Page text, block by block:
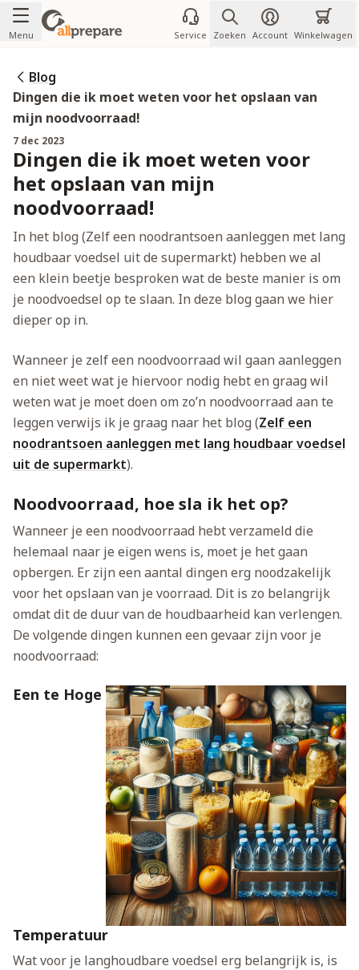
Ga naar de inhoud
Menu Service Zoeken Account Winkelwagen
Blog
Dingen die ik moet weten voor het opslaan van
mijn noodvoorraad!
7 dec 2023
Dingen die ik moet weten voor
het opslaan van mijn
noodvoorraad!
In het blog (Zelf een noodrantsoen aanleggen met lang
houdbaar voedsel uit de supermarkt) hebben we al
een klein beetje besproken wat de beste manier is om
je noodvoedsel op te slaan. In deze blog gaan we hier
dieper op in.
Wanneer je zelf een noodvoorraad wil gaan aanleggen
en niet weet wat je hiervoor nodig hebt en graag wil
weten wat je moet doen om zo’n noodvoorraad aan te
leggen verwijs ik je graag naar het blog (Zelf een
noodrantsoen aanleggen met lang houdbaar voedsel
uit de supermarkt).
Noodvoorraad, hoe sla ik het op?
Wanneer je een noodvoorraad hebt verzameld die
helemaal naar je eigen wens is, moet je het gaan
opbergen. Er zijn een aantal dingen erg noodzakelijk
voor het opslaan van je voorraad. Dit is zo belangrijk
omdat dit de duur van de houdbaarheid kan verlengen.
De volgende dingen kunnen een gevaar zijn voor je
noodvoorraad:
Een te Hoge
Temperatuur
Wat voor je langhoudbare voedsel erg belangrijk is, is